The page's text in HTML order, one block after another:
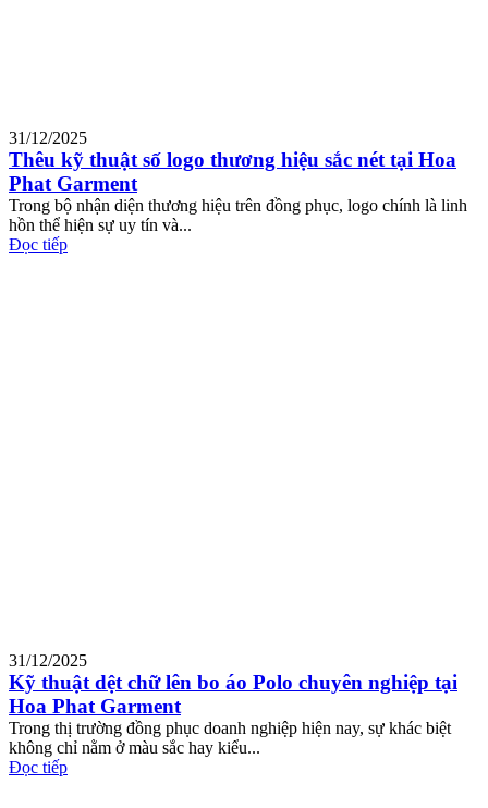
31/12/2025
Thêu kỹ thuật số logo thương hiệu sắc nét tại Hoa
Phat Garment
Trong bộ nhận diện thương hiệu trên đồng phục, logo chính là linh
hồn thể hiện sự uy tín và...
Đọc tiếp
31/12/2025
Kỹ thuật dệt chữ lên bo áo Polo chuyên nghiệp tại
Hoa Phat Garment
Trong thị trường đồng phục doanh nghiệp hiện nay, sự khác biệt
không chỉ nằm ở màu sắc hay kiểu...
Đọc tiếp